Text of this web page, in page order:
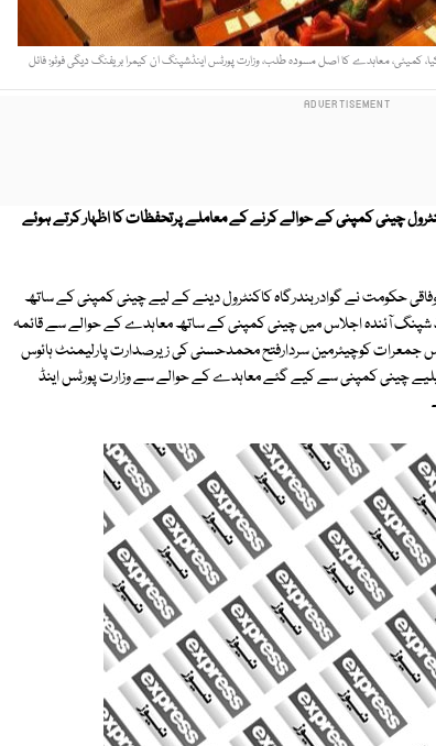
کمیٹی، معاہدے کا اصل مسودہ طلب، وزارت پورٹس اینڈشپنگ ان کیمرا بریفنگ دیگی فوٹو: فائل
چینی کمپنی کے حوالے کرنے کے معاملے پرتحفظات کا اظہار کرتے ہوئے
حکومت نے گوادربندرگاہ کاکنٹرول دینے کے لیے چینی کمپنی کے ساتھ
شپنگ آئندہ اجلاس میں چینی کمپنی کے ساتھ معاہدے کے حوالے سے قائمہ
کوچیئرمین سردارفتح محمدحسنی کی زیرصدارت پارلیمنٹ ہائوس
کیلیے چینی کمپنی سے کیے گئے معاہدے کے حوالے سے وزارت پورٹس اینڈ